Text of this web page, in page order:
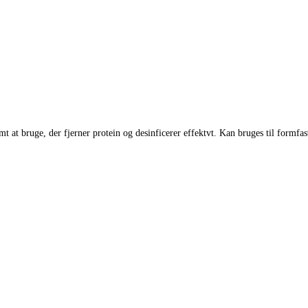
at bruge, der fjerner protein og desinficerer effektvt. Kan bruges til